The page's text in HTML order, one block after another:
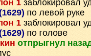
1 заблокировал
по левой руке
1 заблокировал
по голове
отпрыгнул